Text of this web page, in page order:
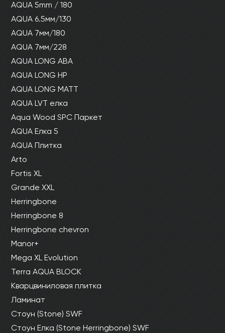
AQUA 5mm / 180
AQUA 6.5мм/130
AQUA 7мм/180
AQUA 7мм/228
AQUA LONG ABA
AQUA LONG HP
AQUA LONG MATT
AQUA LVT елка
Aqua Wood SPC Паркет
AQUA Елка 5
AQUA Плитка
Arto
Fortis XL
Grande XXL
Herringbone
Herringbone 8
Herringbone chevron
Manor+
Mega XL Evolution
Terra AQUA BLOCK
Кварцвиниловая плитка
Ламинат
Стоун (Stone) SWF
Стоун Елка (Stone Herringbone) SWF